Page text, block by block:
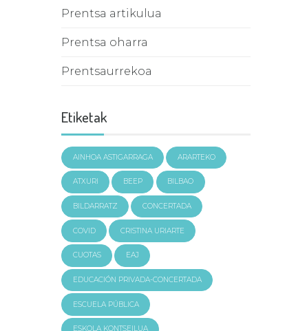
Prentsa artikulua
Prentsa oharra
Prentsaurrekoa
Etiketak
AINHOA ASTIGARRAGA ARARTEKO
ATXURI BEEP BILBAO
BILDARRATZ CONCERTADA
COVID CRISTINA URIARTE
CUOTAS EAJ
EDUCACIÓN PRIVADA-CONCERTADA
ESCUELA PÚBLICA
ESKOLA KONTSEILUA